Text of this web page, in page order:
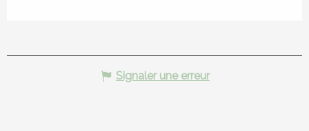
Signaler une erreur